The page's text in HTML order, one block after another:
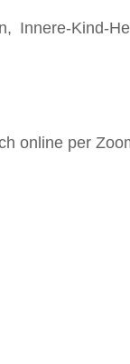
Innere-Kind-
online per